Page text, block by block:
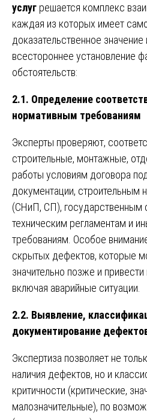
услуг решается комплекс
каждая из которых имеет
доказательственное значение
всестороннее установление
обстоятельств:
2.1. Определение
нормативным требованиям
Эксперты проверяют,
строительные, монтажные,
работы условиям договора
документации, строительным
(СНиП, СП), государственным
техническим регламентам и
требованиям. Особое
скрытых дефектов, которые
значительно позже и
включая аварийные ситуации.
2.2. Выявление,
документирование
Экспертиза позволяет не
наличия дефектов, но и
критичности (критические,
малозначительные), по